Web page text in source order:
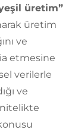
üretim”
üretim
ve
etmesine
verilerle
ve
nitelikte